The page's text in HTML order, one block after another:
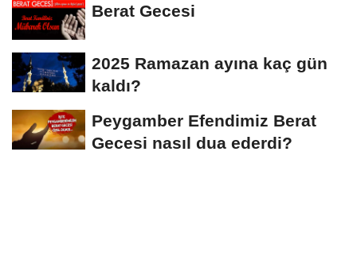
Berat Gecesi
2025 Ramazan ayına kaç gün
kaldı?
Peygamber Efendimiz Berat
Gecesi nasıl dua ederdi?